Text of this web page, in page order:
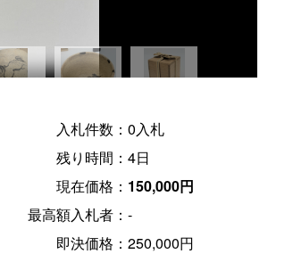
入札件数： 0入札
残り時間： 4日
現在価格： 150,000円
最高額入札者： -
即決価格： 250,000円